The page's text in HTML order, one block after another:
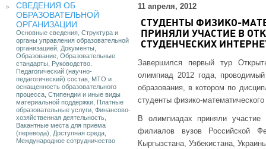
СВЕДЕНИЯ ОБ
ОБРАЗОВАТЕЛЬНОЙ
ОРГАНИЗАЦИИ
Основные сведения, Структура и
органы управления образовательной
организацией, Документы,
Образование, Образовательные
стандарты, Руководство.
Педагогический (научно-
педагогический) состав, МТО и
оснащенность образовательного
процесса, Стипендии и иные виды
материальной поддержки, Платные
образовательные услуги, Финансово-
хозяйственная деятельность,
Вакантные места для приема
(перевода), Доступная среда,
Международное сотрудничество
11 апреля, 2012
СТУДЕНТЫ ФИЗИКО-
ПРИНЯЛИ УЧАСТИЕ В
СТУДЕНЧЕСКИХ
Завершился первый тур
олимпиад 2012 года,
образования, в котором по
студенты физико-
В олимпиадах приняли
филиалов вузов Российской
Кыргызстана, Узбекистана,